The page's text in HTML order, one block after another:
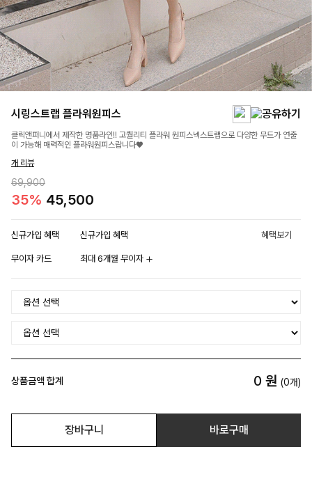
시링스트랩 플라워원피스
클릭앤퍼니에서 제작한 명품라인!! 고퀄리티 플라워 원피스넥스트랩으로 다양한 무드가 연출
이 가능해 매력적인 플라워원피스랍니다♥
개 리뷰
69,900
35% 45,500
신규가입 혜택 신규가입 혜택 혜택보기
무이자 카드 최대 6개월 무이자
상품금액 합계 0 원 (0개)
장바구니 바로구매